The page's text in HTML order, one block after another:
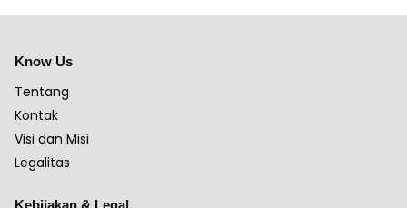
Know Us
Tentang
Kontak
Visi dan Misi
Legalitas